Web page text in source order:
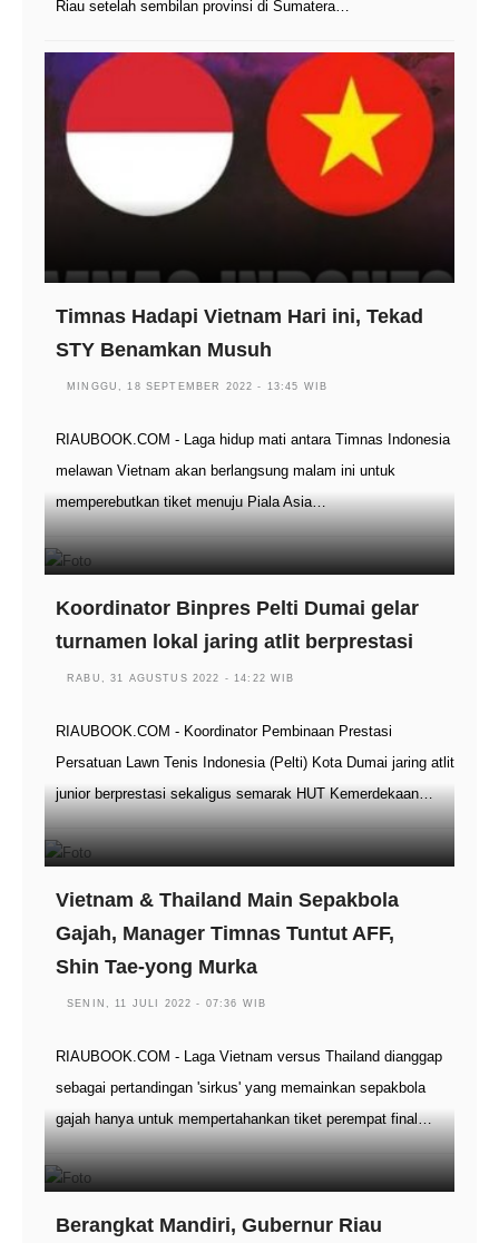
Riau setelah sembilan provinsi di Sumatera…
Timnas Hadapi Vietnam Hari ini, Tekad
STY Benamkan Musuh
MINGGU, 18 SEPTEMBER 2022 - 13:45 WIB
RIAUBOOK.COM - Laga hidup mati antara Timnas Indonesia
melawan Vietnam akan berlangsung malam ini untuk
memperebutkan tiket menuju Piala Asia…
Koordinator Binpres Pelti Dumai gelar
turnamen lokal jaring atlit berprestasi
RABU, 31 AGUSTUS 2022 - 14:22 WIB
RIAUBOOK.COM - Koordinator Pembinaan Prestasi
Persatuan Lawn Tenis Indonesia (Pelti) Kota Dumai jaring atlit
junior berprestasi sekaligus semarak HUT Kemerdekaan…
Vietnam & Thailand Main Sepakbola
Gajah, Manager Timnas Tuntut AFF,
Shin Tae-yong Murka
SENIN, 11 JULI 2022 - 07:36 WIB
RIAUBOOK.COM - Laga Vietnam versus Thailand dianggap
sebagai pertandingan 'sirkus' yang memainkan sepakbola
gajah hanya untuk mempertahankan tiket perempat final…
Berangkat Mandiri, Gubernur Riau